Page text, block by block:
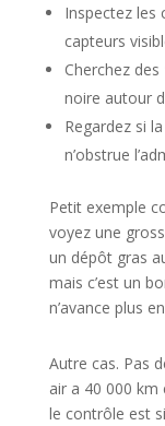
Inspectez les
capteurs
Cherchez des
noire autour
Regardez si
n’obstrue
Petit exemple
voyez une
un dépôt gras
mais c’est un
n’avance plus
Autre cas. Pas
air a 40 000
le contrôle est